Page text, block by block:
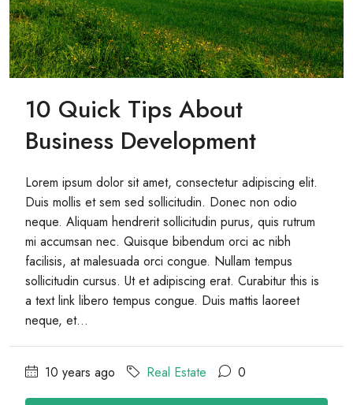
10 Quick Tips About
Business Development
Lorem ipsum dolor sit amet, consectetur adipiscing elit.
Duis mollis et sem sed sollicitudin. Donec non odio
neque. Aliquam hendrerit sollicitudin purus, quis rutrum
mi accumsan nec. Quisque bibendum orci ac nibh
facilisis, at malesuada orci congue. Nullam tempus
sollicitudin cursus. Ut et adipiscing erat. Curabitur this is
a text link libero tempus congue. Duis mattis laoreet
neque, et...
10 years ago Real Estate 0